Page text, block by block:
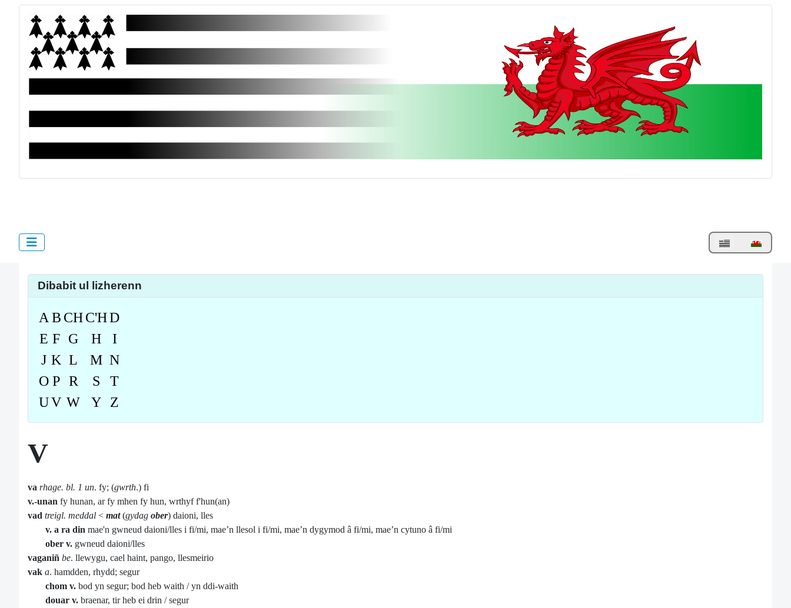
Dibabit ul lizherenn
A B CHC'HD
E F G H
I
J K L M N
O P R S
T
UV W Y Z
V
va rhage. bl. 1 un. fy; (gwrth.) fi
v.-unan fy hunan, ar fy mhen fy hun, wrthyf f'hun(an)
vad treigl. meddal < mat(gydag ober) daioni, lles
v. a ra din mae'n gwneud daioni/lles i fi/mi, mae’n llesol i fi/mi, mae’n dygymod â fi/mi, mae’n cytuno â fi/mi
ober v. gwneud daioni/lles
vaganiñ be. llewygu, cael haint, pango, llesmeirio
vak a. hamdden, rhydd; segur
chom v. bod yn segur; bod heb waith / yn ddi-waith
douar v. braenar, tir heb ei drin / segur